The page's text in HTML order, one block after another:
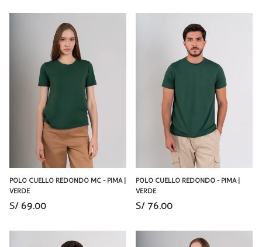
POLO CUELLO REDONDO MC - PIMA |
VERDE
S/ 69.00
POLO CUELLO REDONDO - PIMA |
VERDE
S/ 76.00